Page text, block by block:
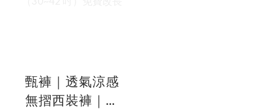
甄褲｜透氣涼感
無摺西裝褲｜中